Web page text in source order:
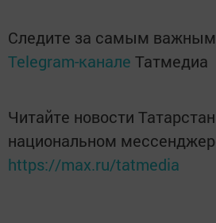
Следите за самым
Telegram-канале Татмедиа
Читайте новости
национальном
https://max.ru/tatmedia